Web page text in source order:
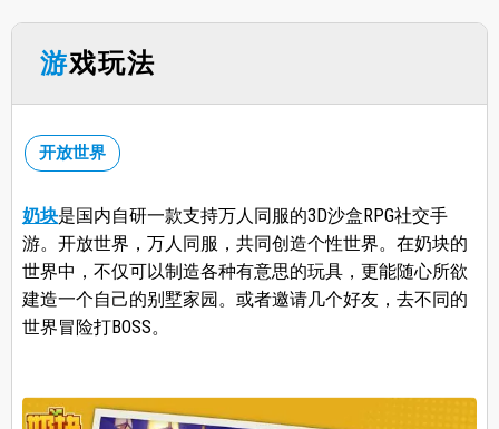
游戏玩法
开放世界
奶块是国内自研一款支持万人同服的3D沙盒RPG社交手
游。开放世界，万人同服，共同创造个性世界。在奶块的
世界中，不仅可以制造各种有意思的玩具，更能随心所欲
建造一个自己的别墅家园。或者邀请几个好友，去不同的
世界冒险打BOSS。